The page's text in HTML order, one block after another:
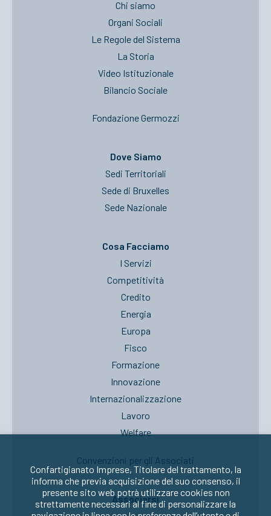
Chi siamo
Organi Sociali
Le Regole del Sistema
La Storia
Video Istituzionale
Bilancio Sociale
Fondazione Germozzi
Dove Siamo
Sedi Territoriali
Sede di Bruxelles
Sede Nazionale
Cosa Facciamo
I Servizi
Competitività
Credito
Energia
Europa
Fisco
Formazione
Innovazione
Internazionalizzazione
Lavoro
Welfare
Convenzioni per gli Associati
Associarsi
Confartigianato Imprese, Titolare del trattamento, la
informa che previa acquisizione del suo consenso, il
presente sito web potrà utilizzare cookies non
strettamente necessari al fine di personalizzare la